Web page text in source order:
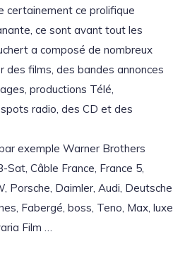
certainement ce prolifique
ce sont avant tout les
a composé de nombreux
des films, des bandes annonces
productions Télé,
radio, des CD et des
exemple Warner Brothers
Câble France, France 5,
Porsche, Daimler, Audi, Deutsche
Fabergé, boss, Teno, Max, luxe
Film …